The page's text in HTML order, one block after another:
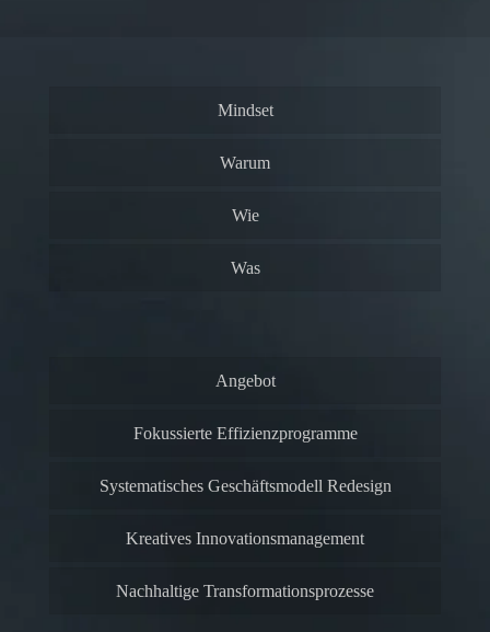
Mindset
Warum
Wie
Was
Angebot
Fokussierte Effizienzprogramme
Systematisches Geschäftsmodell Redesign
Kreatives Innovationsmanagement
Nachhaltige Transformationsprozesse